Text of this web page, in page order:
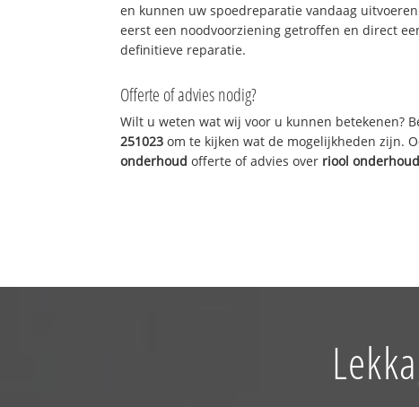
en kunnen uw spoedreparatie vandaag
eerst een noodvoorziening getroffen en direct
definitieve reparatie.
Offerte of advies nodig?
Wilt u weten wat wij voor u kunnen betekenen?
251023 om te kijken wat de mogelijkheden zijn.
onderhoud offerte of advies over riool onderhoud